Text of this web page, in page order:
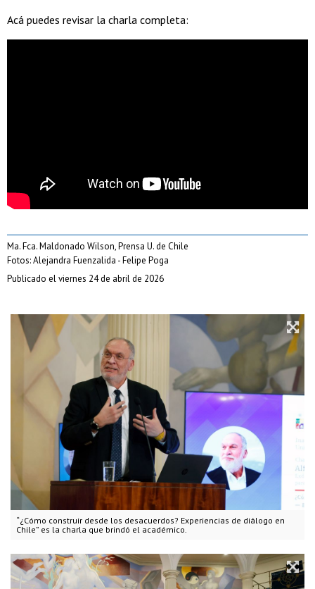
“¿Cómo construir desde los desacuerdos? Experiencias de diálogo en
Chile” es la charla que brindó el académico.
Acá puedes revisar la charla completa:
Ma. Fca. Maldonado Wilson, Prensa U. de Chile
Fotos: Alejandra Fuenzalida - Felipe Poga
Publicado el viernes 24 de abril de 2026